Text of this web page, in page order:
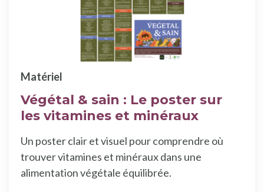
Végétal & sain : Le poster sur
les vitamines et minéraux
Matériel
Un poster clair et visuel pour comprendre où
trouver vitamines et minéraux dans une
alimentation végétale équilibrée.